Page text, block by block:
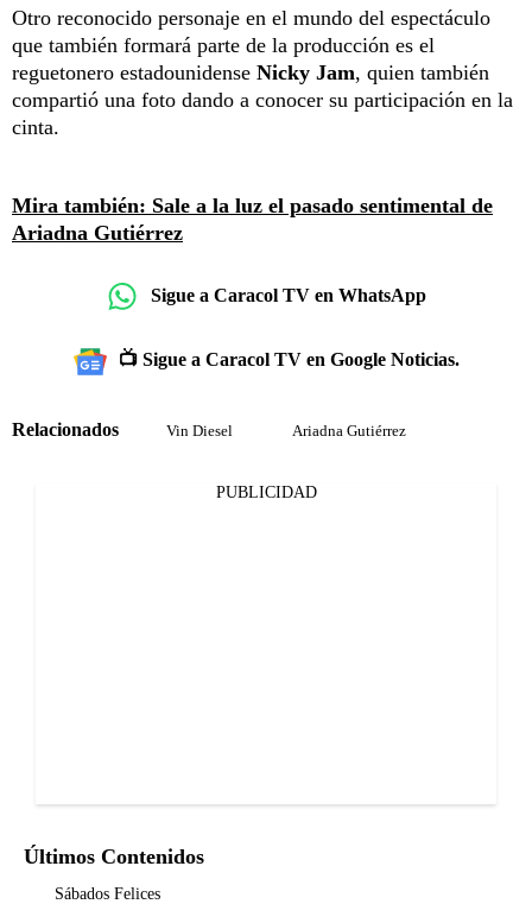
Otro reconocido personaje en el mundo del espectáculo
que también formará parte de la producción es el
reguetonero estadounidense Nicky Jam, quien también
compartió una foto dando a conocer su participación en la
cinta.
Mira también: Sale a la luz el pasado sentimental de
Ariadna Gutiérrez
Sigue a Caracol TV en WhatsApp
📺 Sigue a Caracol TV en Google Noticias.
Relacionados Vin Diesel Ariadna Gutiérrez
PUBLICIDAD
Últimos Contenidos
Sábados Felices